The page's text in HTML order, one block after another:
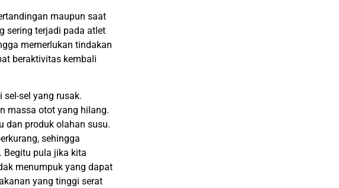
maupun saat
sering terjadi pada atlet
memerlukan tindakan
beraktivitas kembali
sel yang rusak.
massa otot yang hilang.
dan produk olahan susu.
sehingga
Begitu pula jika kita
menumpuk yang dapat
yang tinggi serat